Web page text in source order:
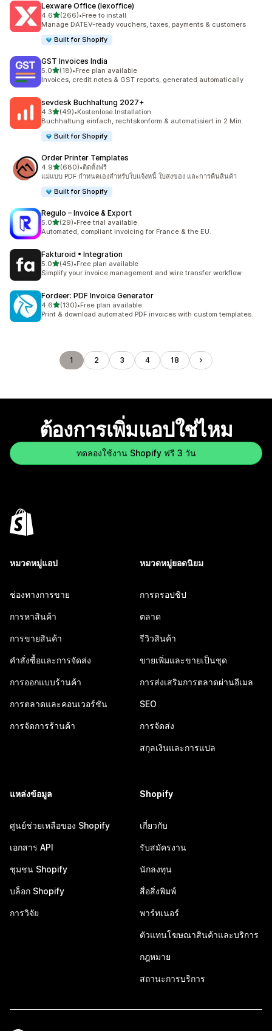
Lexware Office (lexoffice)
4.6เต็ม 5 ดาว
(266)
ทั้งหมด 266 รีวิว
•Free to install
Manage DATEV-ready vouchers, taxes, payments & customers
Built for Shopify
GST Invoices India
5.0เต็ม 5 ดาว
(18)
ทั้งหมด 18 รีวิว
•Free plan available
Invoices, credit notes & GST reports, generated automatically
sevdesk Buchhaltung 2027+
4.3เต็ม 5 ดาว
(49)
ทั้งหมด 49 รีวิว
•Kostenlose Installation
Buchhaltung einfach, rechtskonform & automatisiert in 2 Min.
Built for Shopify
Order Printer Templates
4.9เต็ม 5 ดาว
(680)
ทั้งหมด 680 รีวิว
•ติดตั้งฟรี
แม่แบบ PDF กำหนดเองสำหรับใบแจ้งหนี้ ใบส่งของ และการคืนสินค้า
Built for Shopify
Regulo – Invoice & Export
5.0เต็ม 5 ดาว
(29)
ทั้งหมด 29 รีวิว
•Free trial available
Automated, compliant invoicing for France & the EU.
Fakturoid • Integration
5.0เต็ม 5 ดาว
(45)
ทั้งหมด 45 รีวิว
•Free plan available
Simplify your invoice management and wire transfer workflow
Fordeer: PDF Invoice Generator
4.6เต็ม 5 ดาว
(130)
ทั้งหมด 130 รีวิว
•Free plan available
Print & download automated PDF invoices with custom templates.
1 2 3 4 18
ต้องการเพิ่มแอปใช่ไหม
ทดลองใช้งาน Shopify ฟรี 3 วัน
หมวดหมู่แอป
ช่องทางการขาย
การหาสินค้า
การขายสินค้า
คำสั่งซื้อและการจัดส่ง
การออกแบบร้านค้า
การตลาดและคอนเวอร์ชัน
การจัดการร้านค้า
หมวดหมู่ยอดนิยม
การดรอปชิป
ตลาด
รีวิวสินค้า
ขายเพิ่มและขายเป็นชุด
การส่งเสริมการตลาดผ่านอีเมล
SEO
การจัดส่ง
สกุลเงินและการแปล
แหล่งข้อมูล
ศูนย์ช่วยเหลือของ Shopify
เอกสาร API
ชุมชน Shopify
บล็อก Shopify
การวิจัย
Shopify
เกี่ยวกับ
รับสมัครงาน
นักลงทุน
สื่อสิ่งพิมพ์
พาร์ทเนอร์
ตัวแทนโฆษณาสินค้าและบริการ
กฎหมาย
สถานะการบริการ